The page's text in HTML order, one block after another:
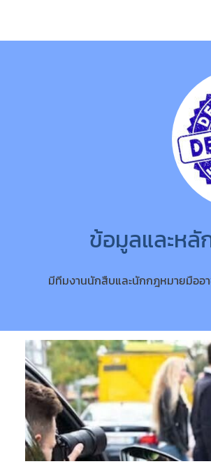
ข้อมูลและห
มีทีมงานนักสืบและนักกฎหมายมืออา